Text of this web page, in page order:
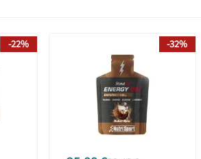
-22% -32%